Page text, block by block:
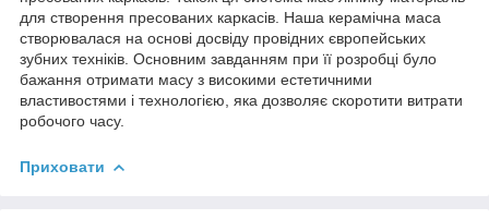
для створення пресованих каркасів. Наша керамічна маса
створювалася на основі досвіду провідних європейських
зубних техніків. Основним завданням при її розробці було
бажання отримати масу з високими естетичними
властивостями і технологією, яка дозволяє скоротити витрати
робочого часу.
Приховати